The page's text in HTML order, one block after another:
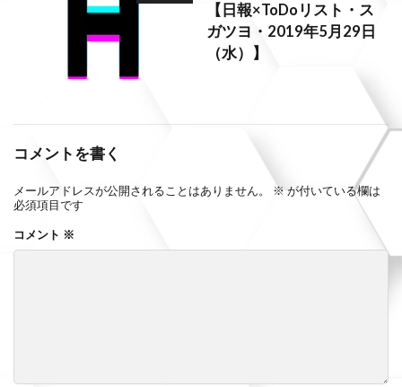
【日報×ToDoリスト・ス
ガツヨ・2019年5月29日
（水）】
コメントを書く
メールアドレスが公開されることはありません。 ※が付いている欄は
必須項目です
コメント ※